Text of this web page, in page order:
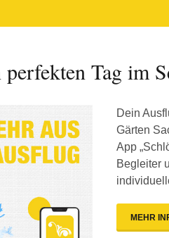
Tag im
Dein
Gärten
App
Begleiter
MEHR